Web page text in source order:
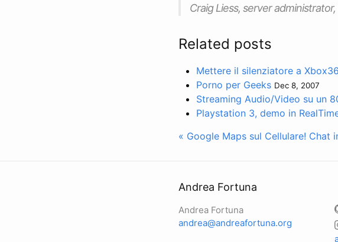
Craig Liess, server
Related posts
Mettere il silenziatore a
Porno per Geeks Dec 8, 2007
Streaming Audio/Video su un
Playstation 3, demo in
« Google Maps sul Cellulare! Chat
Andrea Fortuna
Andrea Fortuna
andrea@andreafortuna.org